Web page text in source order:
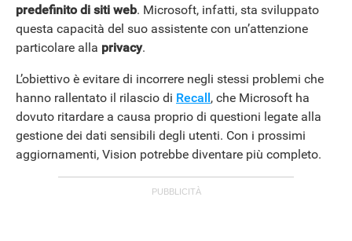
predefinito di siti web. Microsoft, infatti, sta sviluppato
questa capacità del suo assistente con un’attenzione
particolare alla privacy.
L’obiettivo è evitare di incorrere negli stessi problemi che
hanno rallentato il rilascio di Recall , che Microsoft ha
dovuto ritardare a causa proprio di questioni legate alla
gestione dei dati sensibili degli utenti. Con i prossimi
aggiornamenti, Vision potrebbe diventare più completo.